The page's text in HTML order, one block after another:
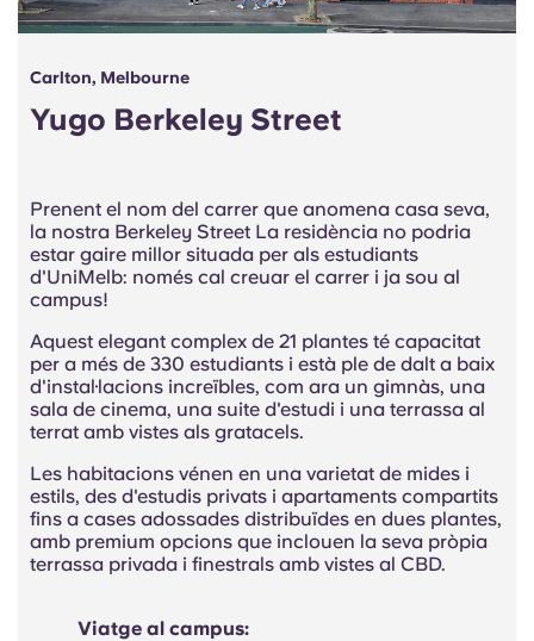
Carlton, Melbourne
Yugo Berkeley Street
Prenent el nom del carrer que anomena casa seva,
la nostra Berkeley Street La residència no podria
estar gaire millor situada per als estudiants
d'UniMelb: només cal creuar el carrer i ja sou al
campus!
Aquest elegant complex de 21 plantes té capacitat
per a més de 330 estudiants i està ple de dalt a baix
d'instal·lacions increïbles, com ara un gimnàs, una
sala de cinema, una suite d'estudi i una terrassa al
terrat amb vistes als gratacels.
Les habitacions vénen en una varietat de mides i
estils, des d'estudis privats i apartaments compartits
fins a cases adossades distribuïdes en dues plantes,
amb premium opcions que inclouen la seva pròpia
terrassa privada i finestrals amb vistes al CBD.
Viatge al campus: